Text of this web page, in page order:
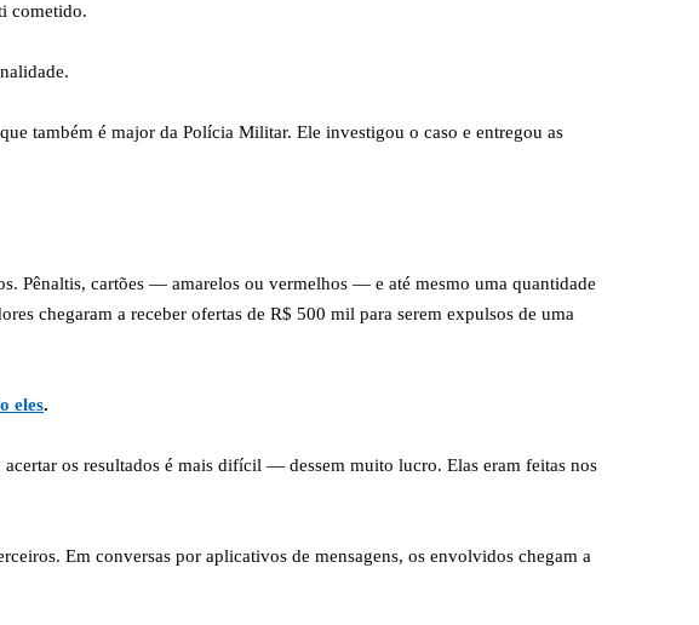
cometido.
também é major da Polícia Militar. Ele investigou o caso e entregou as
Pênaltis, cartões — amarelos ou vermelhos — e até mesmo uma quantidade
chegaram a receber ofertas de R$ 500 mil para serem expulsos de uma
eles.
os resultados é mais difícil — dessem muito lucro. Elas eram feitas nos
Em conversas por aplicativos de mensagens, os envolvidos chegam a